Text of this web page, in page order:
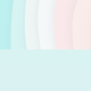
tiempo, infórmenos